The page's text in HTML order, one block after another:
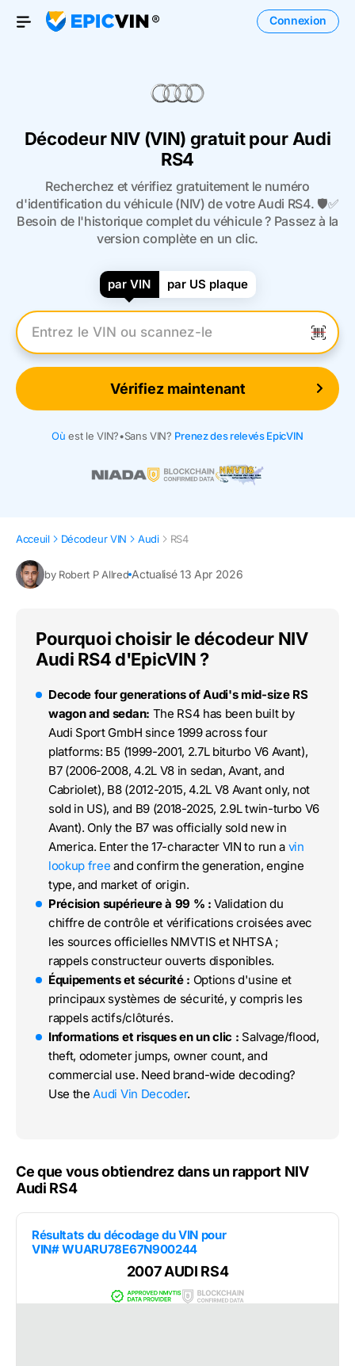
Open Menu
Connexion
Décodeur NIV (VIN) gratuit pour Audi
RS4
Recherchez et vérifiez gratuitement le numéro
d'identification du véhicule (NIV) de votre Audi RS4. 🛡️✅
Besoin de l'historique complet du véhicule ? Passez à la
version complète en un clic.
par VIN par US plaque
Entrez le numéro VIN
Vérifiez maintenant
Où est le VIN?•Sans VIN? Prenez des relevés EpicVIN
Acceuil Décodeur VIN Audi RS4
by Robert P Allred Actualisé 13 Apr 2026
Pourquoi choisir le décodeur NIV
Audi RS4 d'EpicVIN ?
Decode four generations of Audi's mid-size RS
wagon and sedan: The RS4 has been built by
Audi Sport GmbH since 1999 across four
platforms: B5 (1999-2001, 2.7L biturbo V6 Avant),
B7 (2006-2008, 4.2L V8 in sedan, Avant, and
Cabriolet), B8 (2012-2015, 4.2L V8 Avant only, not
sold in US), and B9 (2018-2025, 2.9L twin-turbo V6
Avant). Only the B7 was officially sold new in
America. Enter the 17-character VIN to run a vin
lookup free and confirm the generation, engine
type, and market of origin.
Précision supérieure à 99 % : Validation du
chiffre de contrôle et vérifications croisées avec
les sources officielles NMVTIS et NHTSA ;
rappels constructeur ouverts disponibles.
Équipements et sécurité : Options d'usine et
principaux systèmes de sécurité, y compris les
rappels actifs/clôturés.
Informations et risques en un clic : Salvage/flood,
theft, odometer jumps, owner count, and
commercial use. Need brand-wide decoding?
Use theAudi Vin Decoder.
Ce que vous obtiendrez dans un rapport NIV
Audi RS4
Résultats du décodage du VIN pour
VIN# WUARU78E67N900244
2007 AUDI RS4